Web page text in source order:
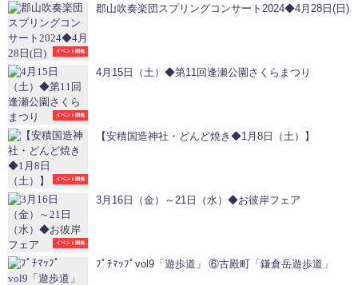
イベント開催
郡山吹奏楽団スプリングコンサート2024◆4月28日(日)
イベント開催
4月15日（土）◆第11回逢瀬公園さくらまつり
イベント開催
【安積国造神社・どんど焼き◆1月8日（土）】
イベント開催
3月16日（金）～21日（水）◆お彼岸フェア
ﾌﾟﾁﾏｯﾌﾟvol9「遊歩道」 ⑥古殿町「鎌倉岳遊歩道」